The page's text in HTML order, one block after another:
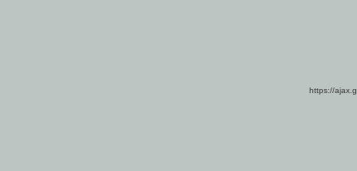
https://